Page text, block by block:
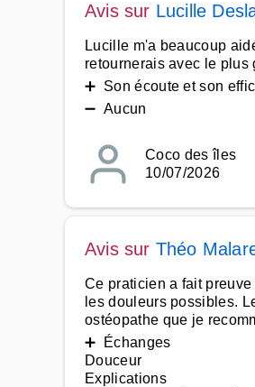
Avis sur Lucille
Lucille m'a beaucoup
retournerais avec le
➕ Son écoute et son
➖ Aucun
Coco des îles
10/07/2026
Avis sur Théo
Ce praticien a fait
les douleurs possibles.
ostéopathe que je
➕ Échanges
Douceur
Explications